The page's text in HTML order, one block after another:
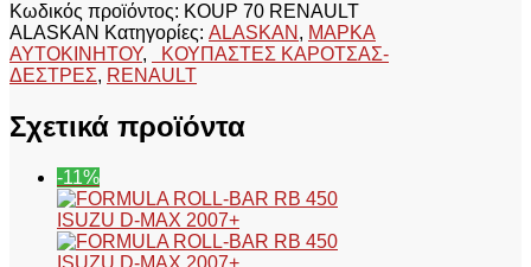
Κωδικός προϊόντος: KOUP 70 RENAULT
ALASKAN Κατηγορίες: ALASKAN , ΜΑΡΚΑ
ΑΥΤΟΚΙΝΗΤΟΥ,
ΚΟΥΠΑΣΤΕΣ ΚΑΡΟΤΣΑΣ-
ΔΕΣΤΡΕΣ, RENAULT
Σχετικά προϊόντα
-11%